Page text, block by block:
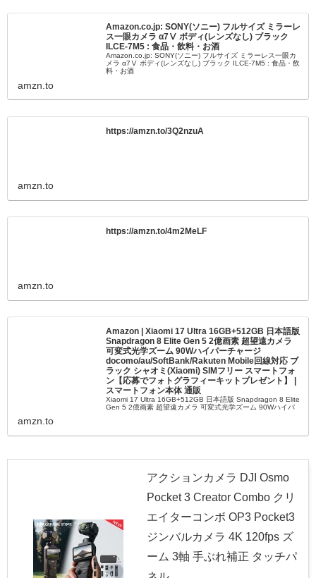
Amazon.co.jp: SONY(ソニー) フルサイズ ミラーレ
ス一眼カメラ α7Ⅴ ボディ(レンズなし) ブラック
ILCE-7M5 : 食品・飲料・お酒
Amazon.co.jp: SONY(ソニー) フルサイズ ミラーレス一眼カ
メラ α7Ⅴ ボディ(レンズなし) ブラック ILCE-7M5 : 食品・飲
料・お酒
amzn.to
https://amzn.to/3Q2nzuA
amzn.to
https://amzn.to/4m2MeLF
amzn.to
Amazon | Xiaomi 17 Ultra 16GB+512GB 日本語版
Snapdragon 8 Elite Gen 5 2億画素 超望遠カメラ
可変式光学ズーム 90Wハイパーチャージ
docomo/au/SoftBank/Rakuten Mobile回線対応 ブ
ラック シャオミ(Xiaomi) SIMフリー スマートフォ
ン【応募でフォトグラフィーキットプレゼント】 |
スマートフォン本体 通販
Xiaomi 17 Ultra 16GB+512GB 日本語版 Snapdragon 8 Elite
Gen 5 2億画素 超望遠カメラ 可変式光学ズーム 90Wハイパ
amzn.to
アクションカメラ DJI Osmo
Pocket 3 Creator Combo クリ
エイターコンボ OP3 Pocket3
ジンバルカメラ 4K 120fps ズ
ーム 3軸 手ぶれ補正 タッチパ